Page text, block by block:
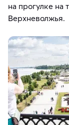
на прогулке на
Верхневолжья.